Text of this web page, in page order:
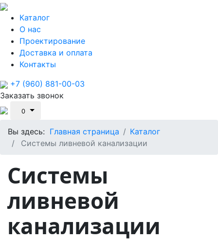
Каталог
О нас
Проектирование
Доставка и оплата
Контакты
+7 (960) 881-00-03
Заказать звонок
0
Вы здесь: Главная страница
Каталог
Системы ливневой канализации
Системы
ливневой
канализации